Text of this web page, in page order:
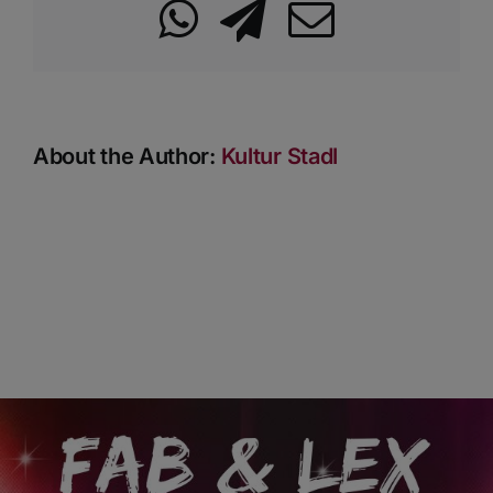
WhatsApp
Telegram
Email
About the Author: Kultur Stadl